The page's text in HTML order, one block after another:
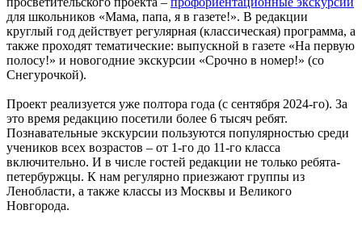
для школьников «Мама, папа, я в газете!». В редакции
круглый год действует регулярная (классическая) программа, а
также проходят тематические: выпускной в газете «На первую
полосу!» и новогодние экскурсии «Срочно в номер!» (со
Снегурочкой).
Проект реализуется уже полтора года (с сентября 2024-го). За
это время редакцию посетили более 6 тысяч ребят.
Познавательные экскурсии пользуются популярностью среди
учеников всех возрастов – от 1-го до 11-го класса
включительно. И в числе гостей редакции не только ребята-
петербуржцы. К нам регулярно приезжают группы из
Ленобласти, а также классы из Москвы и Великого
Новгорода.